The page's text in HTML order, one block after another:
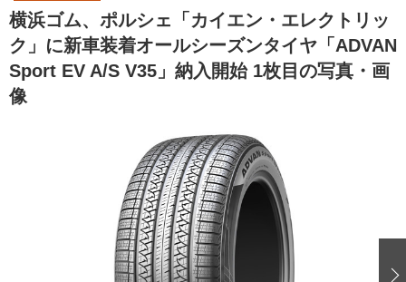
東海 関西
中国 四国
ショップレポート 愛車 File
自動車豆知識 ストップ！不具合修理＆粗悪修理
鈑金・塗装
ディテイリング 洗車
ヘッドライト磨き
小キズ直し
横浜ゴム、ポルシェ「カイエン・エレクトリッ
ク」に新車装着オールシーズンタイヤ「ADVAN
Sport EV A/S V35」納入開始 1枚目の写真・画
像